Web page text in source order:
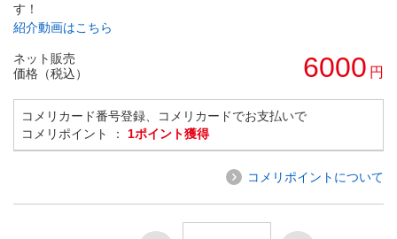
す！
紹介動画はこちら
ネット販売
価格（税込）
6000 円
コメリカード番号登録、コメリカードでお支払いで
コメリポイント ： 1ポイント獲得
コメリポイントについて